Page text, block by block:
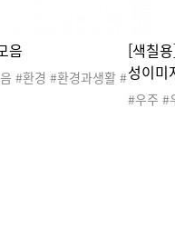
음
#환경 #환경과생활 #
[색칠
성이미
#우주 #